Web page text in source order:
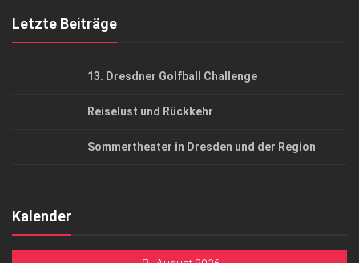
Letzte Beiträge
13. Dresdner Golfball Challenge
Reiselust und Rückkehr
Sommertheater in Dresden und der Region
Kalender